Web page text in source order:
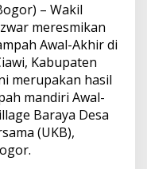
– Wakil
meresmikan
Awal-Akhir di
Kabupaten
merupakan hasil
mandiri Awal-
Baraya Desa
(UKB),